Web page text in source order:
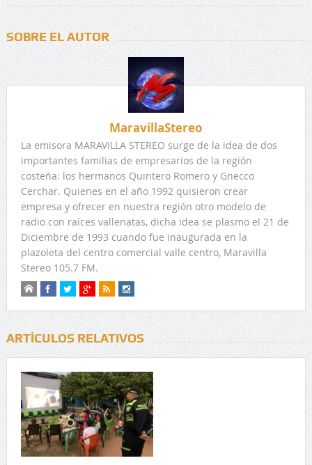
SOBRE EL AUTOR
MaravillaStereo
La emisora MARAVILLA STEREO surge de la idea de dos
importantes familias de empresarios de la región
costeña: los hermanos Quintero Romero y Gnecco
Cerchar. Quienes en el año 1992 quisieron crear
empresa y ofrecer en nuestra región otro modelo de
radio con raíces vallenatas, dicha idea se plasmo el 21 de
Diciembre de 1993 cuando fue inaugurada en la
plazoleta del centro comercial valle centro, Maravilla
Stereo 105.7 FM.
ARTÍCULOS RELATIVOS